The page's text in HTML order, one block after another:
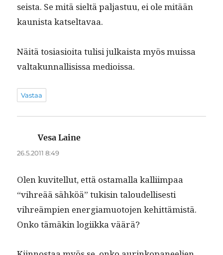
seista. Se mitä sieltä pal­jas­tuu, ei ole mitään
kau­nista katseltavaa.
Näitä tosi­a­sioi­ta tulisi julka­ista myös muis­sa
val­takun­nal­li­sis­sa medioissa.
Vastaa
Vesa Laine
26.5.2011 8:49
Olen kuvitel­lut, että osta­mal­la kalli­im­paa
“vihreää sähköä” tuk­isin taloudel­lis­es­ti
vihreämpi­en ener­gia­muo­to­jen kehit­tämistä.
Onko tämäkin logi­ik­ka väärä?